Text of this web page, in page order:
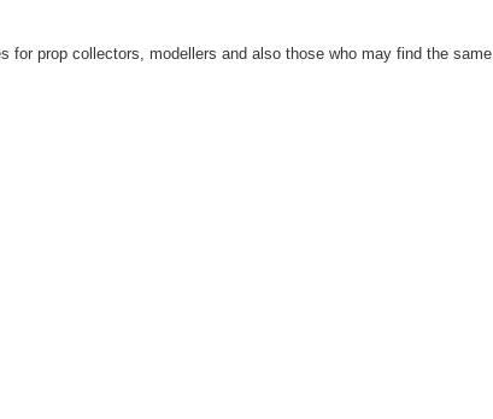
for prop collectors, modellers and also those who may find the